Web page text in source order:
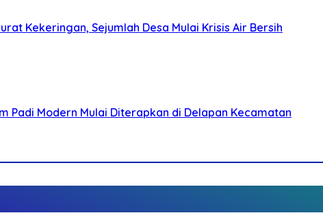
Kekeringan, Sejumlah Desa Mulai Krisis Air Bersih
Padi Modern Mulai Diterapkan di Delapan Kecamatan